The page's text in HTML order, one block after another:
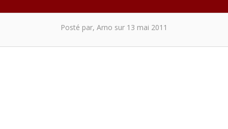
Posté par, Arno sur 13 mai 2011